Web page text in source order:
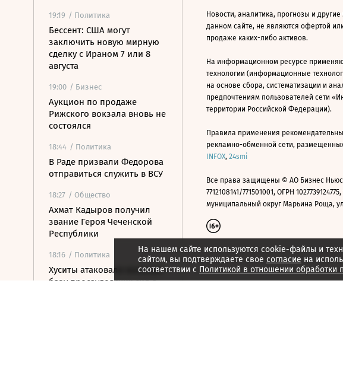
19:19 / Политика
Бессент: США могут
заключить новую мирную
сделку с Ираном 7 или 8
августа
19:00 / Бизнес
Аукцион по продаже
Рижского вокзала вновь не
состоялся
18:44 / Политика
В Раде призвали Федорова
отправиться служить в ВСУ
18:27 / Общество
Ахмат Кадыров получил
звание Героя Чеченской
Республики
18:16 / Политика
Хуситы атаковали военную
базу просаудовских сил в
На нашем сайте используются cookie-файлы и
сайтом, вы подтверждаете свое согласие на
соответствии с Политикой в отношении обработки
Новости, аналитика, прогнозы и
данном сайте, не являются офертой
продаже каких-либо активов.
На информационном ресурсе
технологии (информационные
на основе сбора, систематизации и
предпочтениям пользователей сети
территории Российской Федерации).
Правила применения
рекламно-обменной сети,
INFOX, 24smi
Все права защищены © АО Бизнес
7712108141/771501001, ОГРН
муниципальный округ Марьина Роща,